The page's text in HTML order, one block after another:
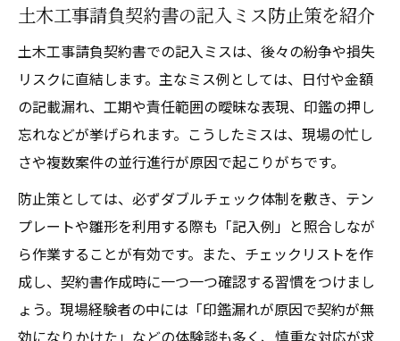
土木工事請負契約書の記入ミス防止策を紹介
土木工事請負契約書での記入ミスは、後々の紛争や損失
リスクに直結します。主なミス例としては、日付や金額
の記載漏れ、工期や責任範囲の曖昧な表現、印鑑の押し
忘れなどが挙げられます。こうしたミスは、現場の忙し
さや複数案件の並行進行が原因で起こりがちです。
防止策としては、必ずダブルチェック体制を敷き、テン
プレートや雛形を利用する際も「記入例」と照合しなが
ら作業することが有効です。また、チェックリストを作
成し、契約書作成時に一つ一つ確認する習慣をつけまし
ょう。現場経験者の中には「印鑑漏れが原因で契約が無
効になりかけた」などの体験談も多く、慎重な対応が求